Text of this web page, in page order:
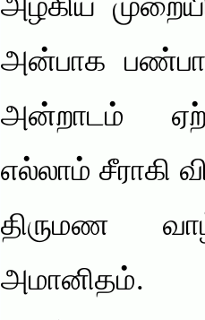
அழகிய
அன்பாக
அன்றாடம்
எல்லாம் சீராகி
திருமண